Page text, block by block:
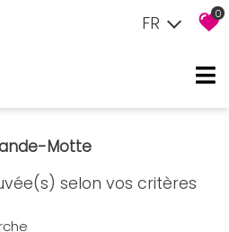
FR 0
Motte
selon vos critères